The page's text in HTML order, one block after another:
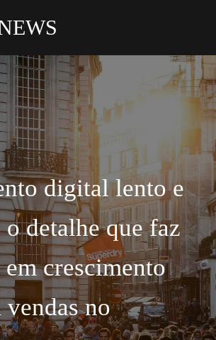
digitallento e
detalhe que faz
em crescimento
vendasno